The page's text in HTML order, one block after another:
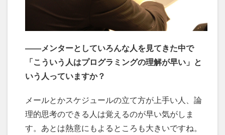
――メンターとしていろんな人を見てきた中で
「こういう人はプログラミングの理解が早い」と
いう人っていますか？
メールとかスケジュールの立て方が上手い人、論
理的思考のできる人は覚えるのが早い気がしま
す。あとは熱意にもよるところも大きいですね。